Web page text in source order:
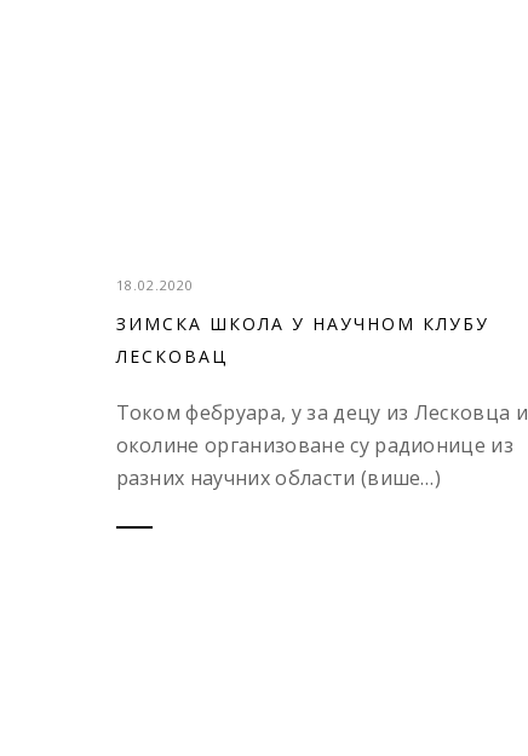
18.02.2020
ЗИМСКА ШКОЛА У НАУЧНОМ КЛУБУ
ЛЕСКОВАЦ
Током фебруара, у за децу из Лесковца и
околине организоване су радионице из
разних научних области (више…)